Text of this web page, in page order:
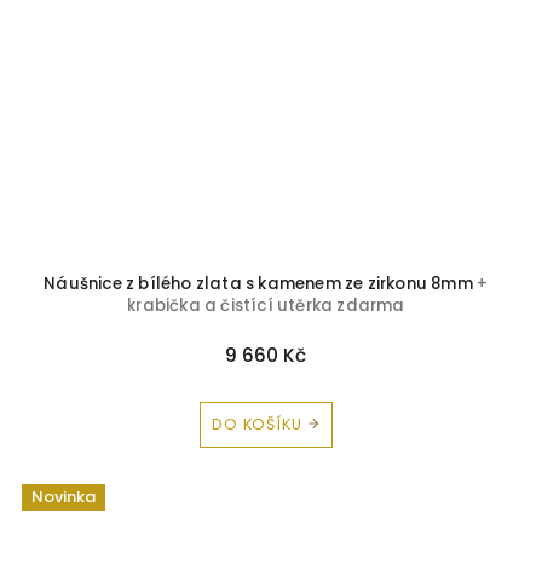
Náušnice z bílého zlata s kamenem ze zirkonu 8mm +
krabička a čistící utěrka zdarma
9 660 Kč
DO KOŠÍKU
Novinka